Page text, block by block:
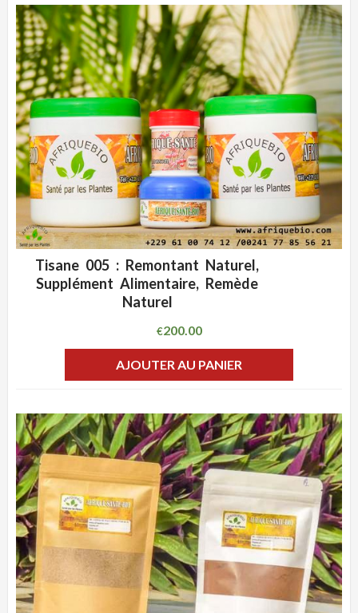
CLIQUEZ POUR VOIR
ADD WISHLIST
Tisane 005 : Remontant Naturel,
Supplément Alimentaire, Remède
Naturel
€200.00
AJOUTER AU PANIER